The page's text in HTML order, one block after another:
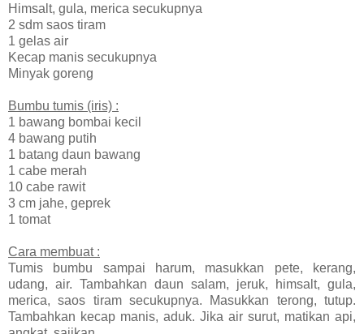
Himsalt, gula, merica secukupnya
2 sdm saos tiram
1 gelas air
Kecap manis secukupnya
Minyak goreng
Bumbu tumis (iris) :
1 bawang bombai kecil
4 bawang putih
1 batang daun bawang
1 cabe merah
10 cabe rawit
3 cm jahe, geprek
1 tomat
Cara membuat :
Tumis bumbu sampai harum, masukkan pete, kerang,
udang, air. Tambahkan daun salam, jeruk, himsalt, gula,
merica, saos tiram secukupnya. Masukkan terong, tutup.
Tambahkan kecap manis, aduk. Jika air surut, matikan api,